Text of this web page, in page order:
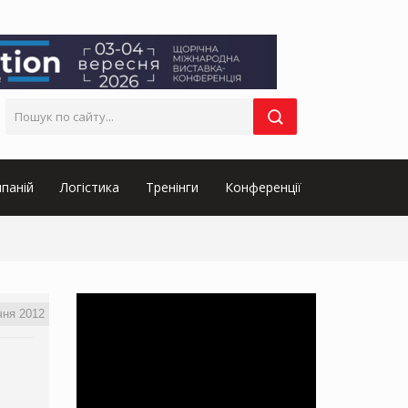
Логістика Тренінги Конференції
2012